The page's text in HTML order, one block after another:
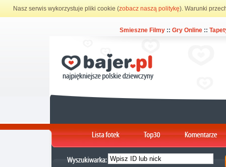
Nasz serwis wykorzystuje pliki cookie (zobacz naszą politykę). Warunki
Smieszne Filmy ::Gry Online ::